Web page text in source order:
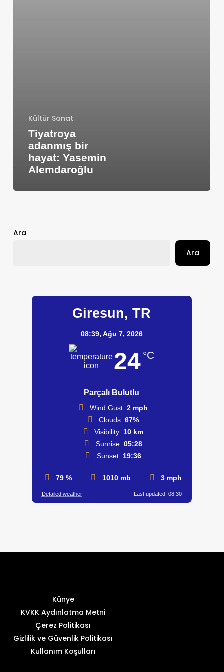
Kültür Sanat
Tiyatroya
adanmış bir
hayat: Yasemin
Alemdaroğlu
Ara
Ara
Giresun, TR
08:39, Ağu 7, 2026
24 °C
Parçalı Bulutlu
79 % 1010 mb 3 mph
Wind Gust: 2 mph
Clouds: 67%
Visibility: 10 km
Sunrise: 05:28
Sunset: 19:36
Detailed weather Last updated: 08:30
Künye
KVKK Aydınlatma Metni
Çerez Politikası
Gizlilik ve Güvenlik Politikası
Kullanım Koşulları